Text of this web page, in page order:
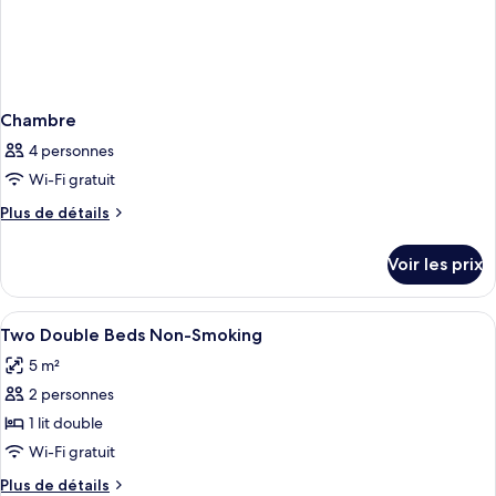
Chambre
4 personnes
Wi-Fi gratuit
Plus de détails
Plus
le
type
de
Chambre
Voir les prix
Afficher
toutes
les
photos
pour
ce
type
Bureau, fer et planche à repasser, lits
3
Two Double Beds Non-Smoking
5 m²
2 personnes
1 lit double
Wi-Fi gratuit
Plus de détails
Plus